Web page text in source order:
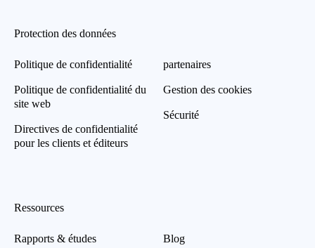
Protection des données
Politique de confidentialité
Politique de confidentialité du
site web
Directives de confidentialité
pour les clients et éditeurs
partenaires
Gestion des cookies
Sécurité
Ressources
Rapports & études Blog